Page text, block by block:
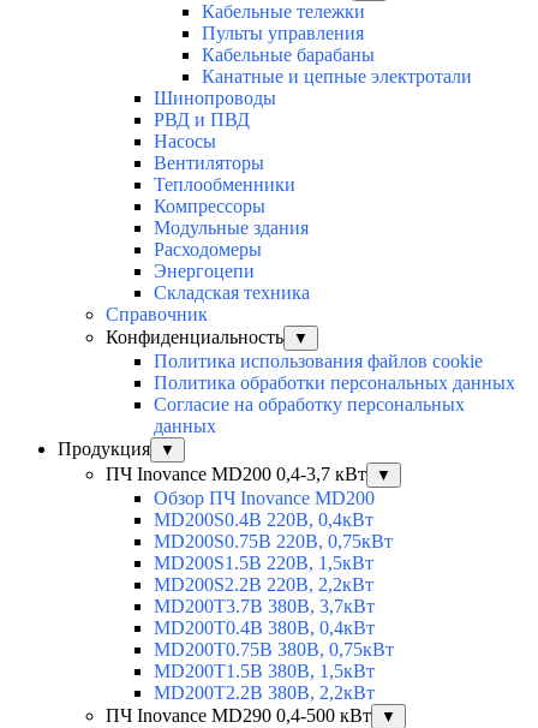
Кабельные тележки
Пульты управления
Кабельные барабаны
Канатные и цепные электротали
Шинопроводы
РВД и ПВД
Насосы
Вентиляторы
Теплообменники
Компрессоры
Модульные здания
Расходомеры
Энергоцепи
Складская техника
Справочник
Конфиденциальность
▼
Политика использования файлов cookie
Политика обработки персональных данных
Согласие на обработку персональных
данных
Продукция
▼
ПЧ Inovance MD200 0,4-3,7 кВт ▼
Обзор ПЧ Inovance MD200
MD200S0.4B 220В, 0,4кВт
MD200S0.75B 220В, 0,75кВт
MD200S1.5B 220В, 1,5кВт
MD200S2.2B 220В, 2,2кВт
MD200T3.7B 380В, 3,7кВт
MD200T0.4B 380В, 0,4кВт
MD200T0.75B 380В, 0,75кВт
MD200T1.5B 380В, 1,5кВт
MD200T2.2B 380В, 2,2кВт
ПЧ Inovance MD290 0,4-500 кВт
▼